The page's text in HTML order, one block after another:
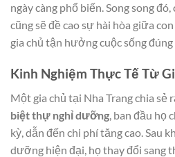
ngày càng phổ biến. Song song
cũng sẽ đề cao sự hài hòa giữa
gia chủ tận hưởng cuộc sống đúng
Kinh Nghiệm Thực Tế Từ
Một gia chủ tại Nha Trang chia sẻ
biệt thự nghỉ dưỡng , ban đầu họ
kỳ, dẫn đến chi phí tăng cao. Sau
dưỡng hiện đại, họ thay đổi sang